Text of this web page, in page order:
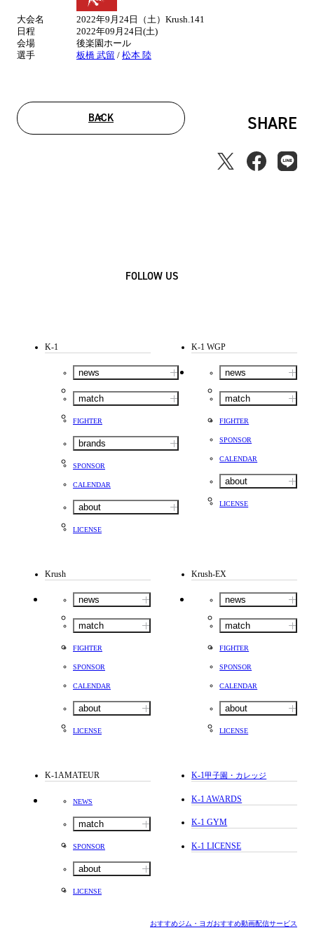
大会名
2022年9月24日（土）Krush.141
日程
2022年09月24日(土)
会場
後楽園ホール
選手
板橋 武留 / 松本 陸
BACK SHARE
FOLLOW US
K-1
news
match
FIGHTER
brands
SPONSOR
CALENDAR
about
LICENSE
K-1 WGP
news
match
FIGHTER
SPONSOR
CALENDAR
about
LICENSE
Krush
news
match
FIGHTER
SPONSOR
CALENDAR
about
LICENSE
Krush-EX
news
match
FIGHTER
SPONSOR
CALENDAR
about
LICENSE
K-1AMATEUR
NEWS
match
SPONSOR
about
LICENSE
K-1甲子園・カレッジ
K-1 AWARDS
K-1 GYM
K-1 LICENSE
おすすめジム・ヨガおすすめ動画配信サービス